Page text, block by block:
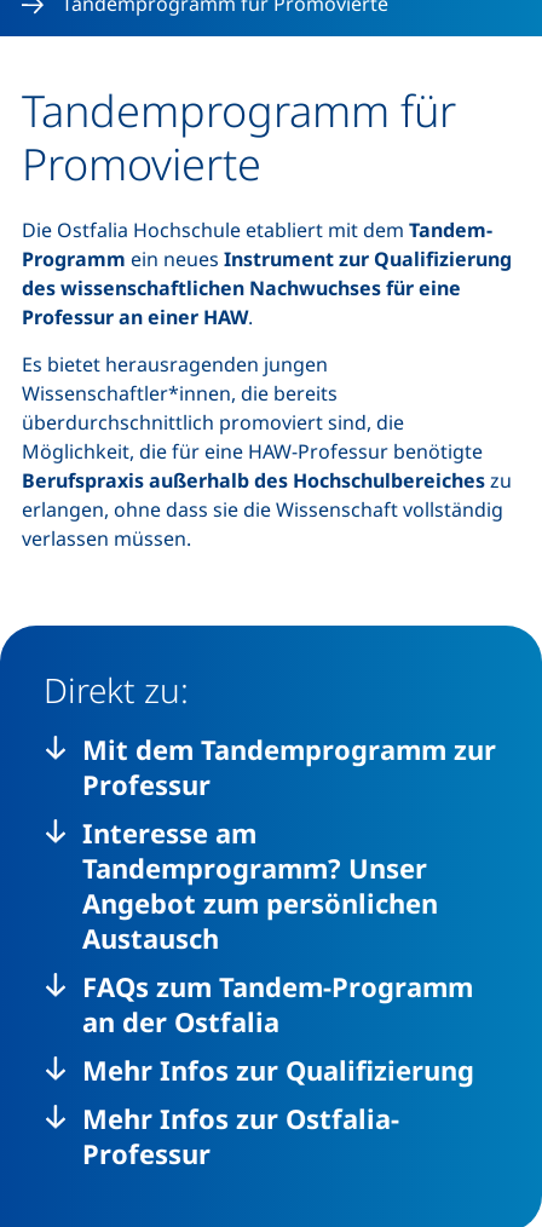
Tandemprogramm für
Promovierte
Die Ostfalia Hochschule etabliert mit dem Tandem-
Programm ein neues Instrument zur Qualifizierung
des wissenschaftlichen Nachwuchses für eine
Professur an einer HAW.
Es bietet herausragenden jungen
Wissenschaftler*innen, die bereits
überdurchschnittlich promoviert sind, die
Möglichkeit, die für eine HAW-Professur benötigte
Berufspraxis außerhalb des Hochschulbereicheszu
erlangen, ohne dass sie die Wissenschaft vollständig
verlassen müssen.
Direkt zu:
Mit dem Tandemprogramm zur
Professur
Interesse am
Tandemprogramm? Unser
Angebot zum persönlichen
Austausch
FAQs zum Tandem-Programm
an der Ostfalia
Mehr Infos zur Qualifizierung
Mehr Infos zur Ostfalia-
Professur